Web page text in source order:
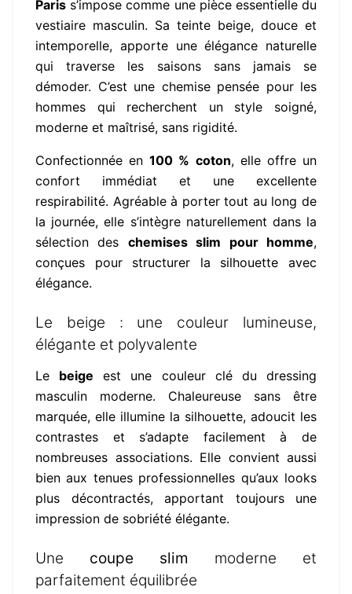
Paris s’impose comme une pièce essentielle du
vestiaire masculin. Sa teinte beige, douce et
intemporelle, apporte une élégance naturelle
qui traverse les saisons sans jamais se
démoder. C’est une chemise pensée pour les
hommes qui recherchent un style soigné,
moderne et maîtrisé, sans rigidité.
Confectionnée en100 % coton, elle offre un
confort immédiat et une excellente
respirabilité. Agréable à porter tout au long de
la journée, elle s’intègre naturellement dans la
sélection des chemises slim pour homme,
conçues pour structurer la silhouette avec
élégance.
Le beige : une couleur lumineuse,
élégante et polyvalente
Le beige est une couleur clé du dressing
masculin moderne. Chaleureuse sans être
marquée, elle illumine la silhouette, adoucit les
contrastes et s’adapte facilement à de
nombreuses associations. Elle convient aussi
bien aux tenues professionnelles qu’aux looks
plus décontractés, apportant toujours une
impression de sobriété élégante.
Une coupe slim moderne et
parfaitement équilibrée